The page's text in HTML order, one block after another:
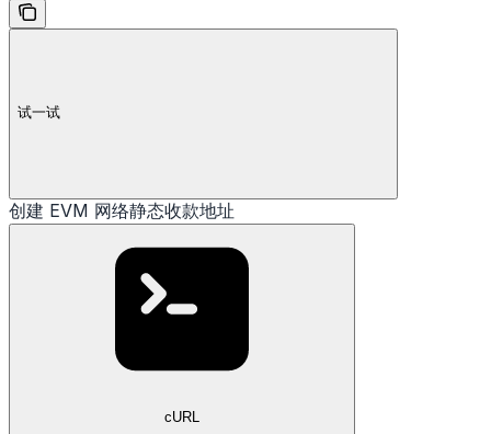
试一试
创建 EVM 网络静态收款地址
cURL